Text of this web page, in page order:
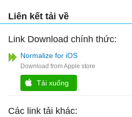
Liên kết tải về
Link Download chính thức:
Normalize for iOS
Tải xuống
Các link tải khác: